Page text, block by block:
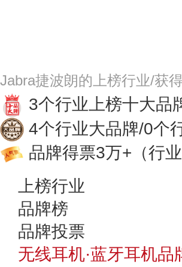
Jabra捷波朗的上榜行业/获
3个行业上榜十大品
4个行业大品牌/0个
品牌得票3万+ （行
上榜行业
品牌榜
品牌投票
无线耳机·蓝牙耳机品